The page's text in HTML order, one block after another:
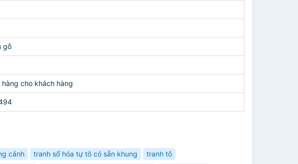
gỗ
cho khách hàng
cảnh tranh số hóa tự tô có sẵn khung
tranh tô